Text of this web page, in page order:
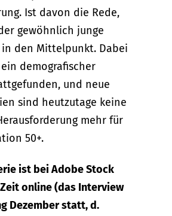
Ist davon die Rede,
gewöhnlich junge
in den Mittelpunkt. Dabei
demografischer
und neue
sind heutzutage keine
mehr für
50+.
ist bei Adobe Stock
online (das Interview
Dezember statt, d.